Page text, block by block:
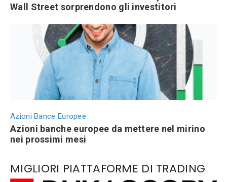
Wall Street sorprendono gli investitori
Azioni Bance Europee
Azioni banche europee da mettere nel mirino
nei prossimi mesi
MIGLIORI PIATTAFORME DI TRADING